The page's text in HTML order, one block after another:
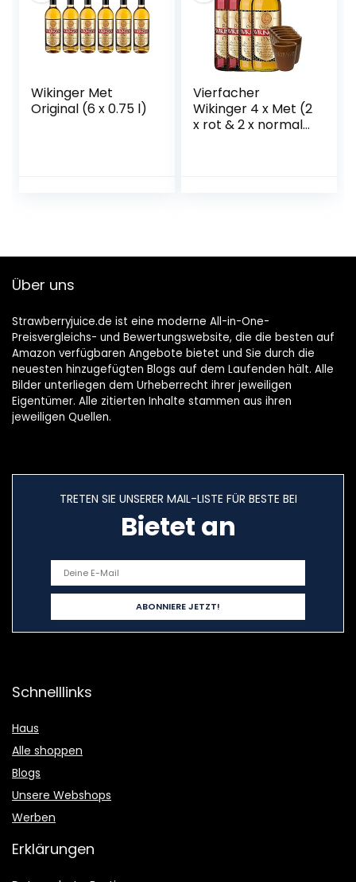
Wikinger Met
Original (6 x 0.75 l)
Vierfacher
Wikinger 4 x Met (2
x rot & 2 x normal)
Über uns
Strawberryjuice.de ist eine moderne All-in-One-
Preisvergleichs- und Bewertungswebsite, die die besten auf
Amazon verfügbaren Angebote bietet und Sie durch die
neuesten hinzugefügten Blogs auf dem Laufenden hält. Alle
Bilder unterliegen dem Urheberrecht ihrer jeweiligen
Eigentümer. Alle zitierten Inhalte stammen aus ihren
jeweiligen Quellen.
TRETEN SIE UNSERER MAIL-LISTE FÜR BESTE BEI
Bietet an
Schnelllinks
Haus
Alle shoppen
Blogs
Unsere Webshops
Werben
Erklärungen